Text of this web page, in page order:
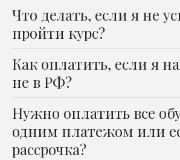
Что делать, если я не
пройти курс?
Как оплатить, если я
не в РФ?
Нужно оплатить все
одним платежом или
рассрочка?